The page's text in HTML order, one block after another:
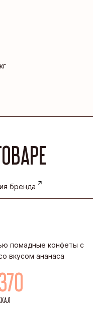
бренда
помадные конфеты с
вкусом ананаса